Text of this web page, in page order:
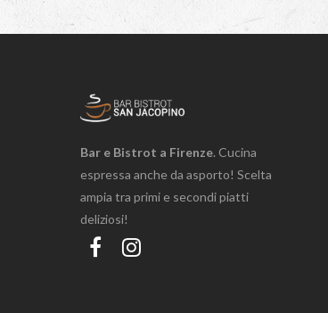
Bar e Bistrot a Firenze. Cucina
espressa anche da asporto! Scelta
ampia tra primi e secondi piatti
deliziosi!